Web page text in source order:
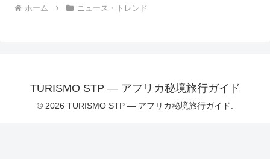
ホーム ニュース・トレンド
TURISMO STP — アフリカ秘境旅行ガイド
© 2026 TURISMO STP — アフリカ秘境旅行ガイド.